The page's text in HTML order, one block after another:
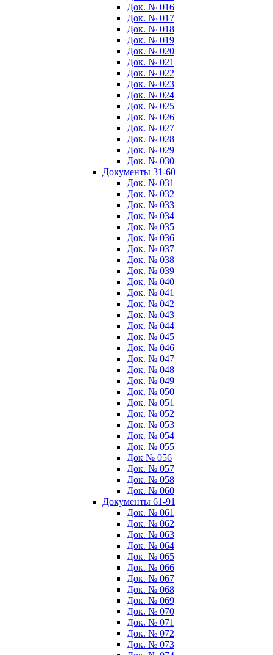
Док. № 016
Док. № 017
Док. № 018
Док. № 019
Док. № 020
Док. № 021
Док. № 022
Док. № 023
Док. № 024
Док. № 025
Док. № 026
Док. № 027
Док. № 028
Док. № 029
Док. № 030
Документы 31-60
Док. № 031
Док. № 032
Док. № 033
Док. № 034
Док. № 035
Док. № 036
Док. № 037
Док. № 038
Док. № 039
Док. № 040
Док. № 041
Док. № 042
Док. № 043
Док. № 044
Док. № 045
Док. № 046
Док. № 047
Док. № 048
Док. № 049
Док. № 050
Док. № 051
Док. № 052
Док. № 053
Док. № 054
Док. № 055
Док № 056
Док. № 057
Док. № 058
Док. № 060
Документы 61-91
Док. № 061
Док. № 062
Док. № 063
Док. № 064
Док. № 065
Док. № 066
Док. № 067
Док. № 068
Док. № 069
Док. № 070
Док. № 071
Док. № 072
Док. № 073